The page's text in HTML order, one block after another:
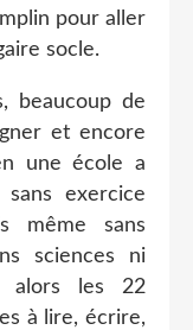
pour aller
socle.
beaucoup de
et encore
une école a
exercice
même sans
sciences ni
alors les 22
à lire, écrire,